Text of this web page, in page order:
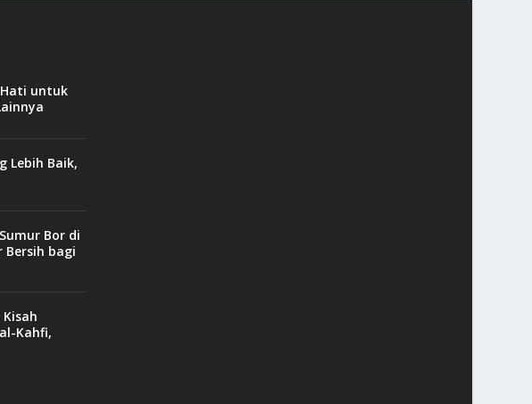
untuk
Lebih Baik,
Bor di
Bersih bagi
Kahfi,